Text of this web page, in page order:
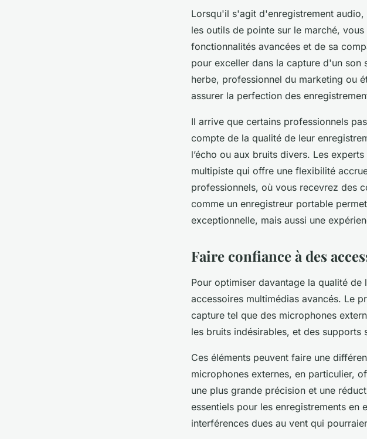
Lorsqu'il s'agit d'enregistrement
les outils de pointe sur le marché,
fonctionnalités avancées et de sa
pour exceller dans la capture d'un son
herbe, professionnel du marketing ou
assurer la perfection des
Il arrive que certains professionnels
compte de la qualité de leur
l’écho ou aux bruits divers. Les
multipiste qui offre une flexibilité
professionnels, où vous recevrez des
comme un enregistreur portable
exceptionnelle, mais aussi une
Faire confiance à des
Pour optimiser davantage la qualité
accessoires multimédias avancés. Le
capture tel que des microphones
les bruits indésirables, et des supports
Ces éléments peuvent faire une
microphones externes, en particulier,
une plus grande précision et une
essentiels pour les enregistrements en
interférences dues au vent qui